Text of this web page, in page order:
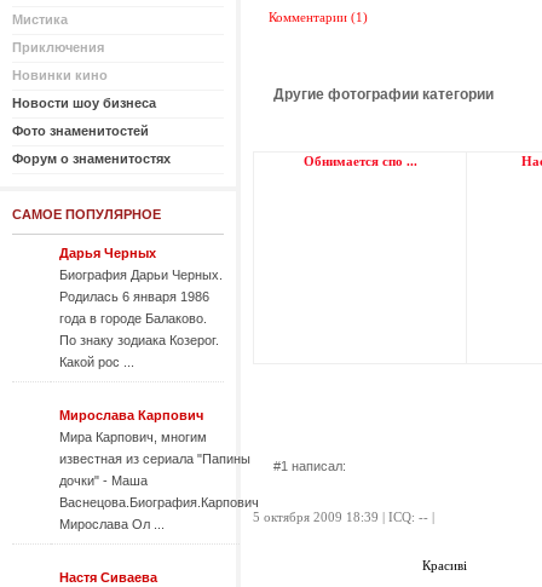
Мистика
Приключения
Новинки кино
Новости шоу бизнеса
Фото знаменитостей
Форум о знаменитостях
САМОЕ ПОПУЛЯРНОЕ
Дарья Черных
Биография Дарьи Черных.
Родилась 6 января 1986
года в городе Балаково.
По знаку зодиака Козерог.
Какой рос ...
Мирослава Карпович
Мира Карпович, многим
известная из сериала "Папины
дочки" - Маша
Васнецова.Биография.Карпович
Мирослава Ол ...
Настя Cиваева
Комментарии (1)
Другие фотографии категории
Обнимается спо ...
#1 написал:
5 октября 2009 18:39 | ICQ: -- |
Красиві